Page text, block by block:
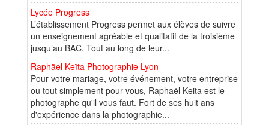
Lycée Progress
L’établissement Progress permet aux élèves de suivre
un enseignement agréable et qualitatif de la troisième
jusqu’au BAC. Tout au long de leur...
Raphäel Keïta Photographie Lyon
Pour votre mariage, votre événement, votre entreprise
ou tout simplement pour vous, Raphaël Keita est le
photographe qu'il vous faut. Fort de ses huit ans
d'expérience dans la photographie...